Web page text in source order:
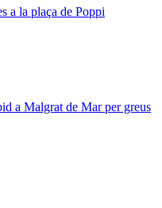
a la plaça de Poppi
a Malgrat de Mar per greus